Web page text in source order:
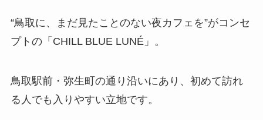
“鳥取に、まだ見たことのない夜カフェを”がコンセ
プトの「CHILL BLUE LUNÉ」。
鳥取駅前・弥生町の通り沿いにあり、初めて訪れ
る人でも入りやすい立地です。